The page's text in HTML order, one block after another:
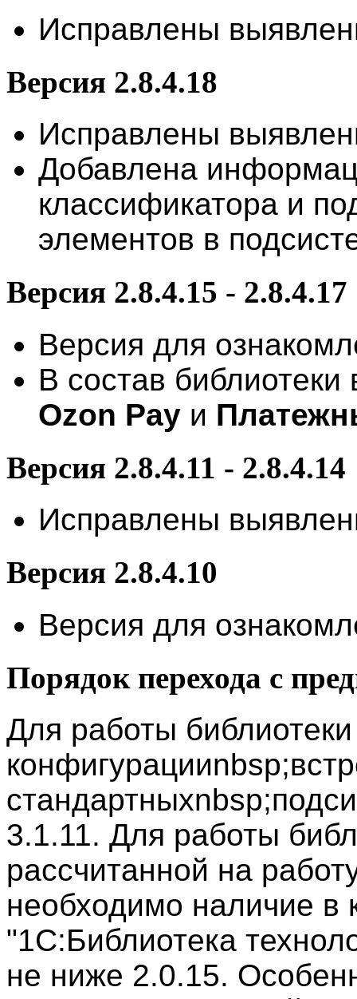
Исправлены
Версия 2.8.4.18
Исправлены
Добавлена
классификатора и
элементов в
Версия 2.8.4.15 - 2.8.4.17
Версия для
В состав
Ozon Pay и
Версия 2.8.4.11 - 2.8.4.14
Исправлены
Версия 2.8.4.10
Версия для
Порядок перехода с
Для работы
3.1.11. Для работы
рассчитанной на
необходимо наличие в
"1С:Библиотека
не ниже 2.0.15.